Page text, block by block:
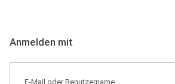
Anmelden mit